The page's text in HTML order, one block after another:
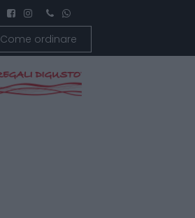
Come ordinare